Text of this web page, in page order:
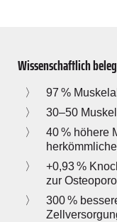
Wissenschaftlich
97 %
30–50
40 % höhere
+0,93 %
zur
300 %